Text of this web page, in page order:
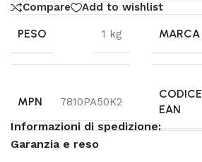
Compare Add to wishlist
PESO 1 kg MARCA
MPN 7810PA50K2
CODICE
EAN
Informazioni di spedizione:
Garanzia e reso